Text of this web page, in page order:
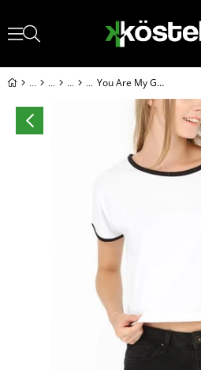
You Are My Galaxy Yarım Kadın T-Shirt